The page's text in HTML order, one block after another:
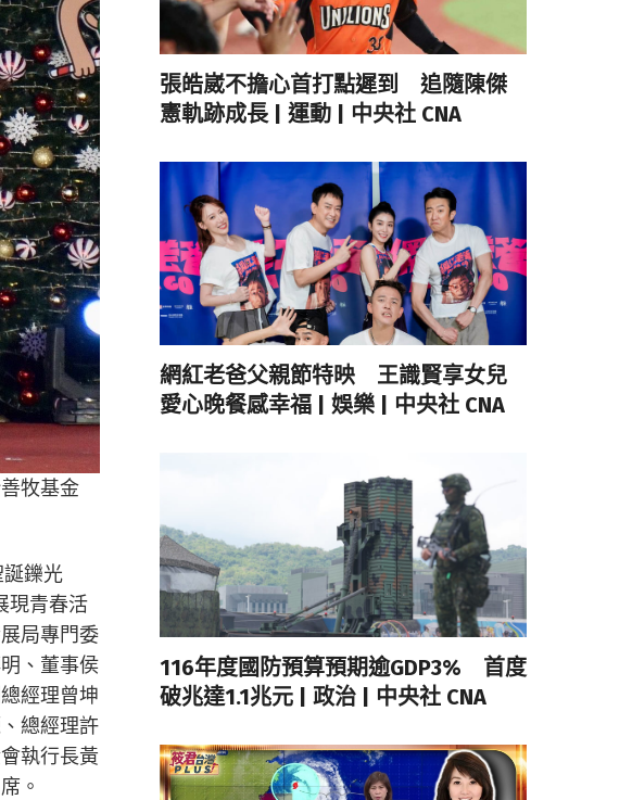
牧基金
鑠光
現青春活
局專門委
、董事侯
經理曾坤
總經理許
執行長黃
。
張皓崴不擔心首打點遲到 追隨陳傑
憲軌跡成長 | 運動 | 中央社 CNA
網紅老爸父親節特映 王識賢享女兒
愛心晚餐感幸福 | 娛樂 | 中央社 CNA
116年度國防預算預期逾GDP3% 首度
破兆達1.1兆元 | 政治 | 中央社 CNA